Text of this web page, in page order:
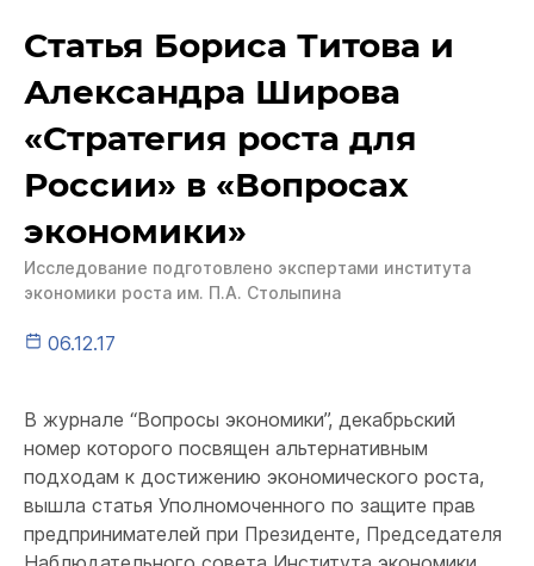
Статья Бориса Титова и
Александра Широва
«Стратегия роста для
России» в «Вопросах
экономики»
Исследование подготовлено экспертами института
экономики роста им. П.А. Столыпина
06.12.17
В журнале “Вопросы экономики”, декабрьский
номер которого посвящен альтернативным
подходам к достижению экономического роста,
вышла статья Уполномоченного по защите прав
предпринимателей при Президенте, Председателя